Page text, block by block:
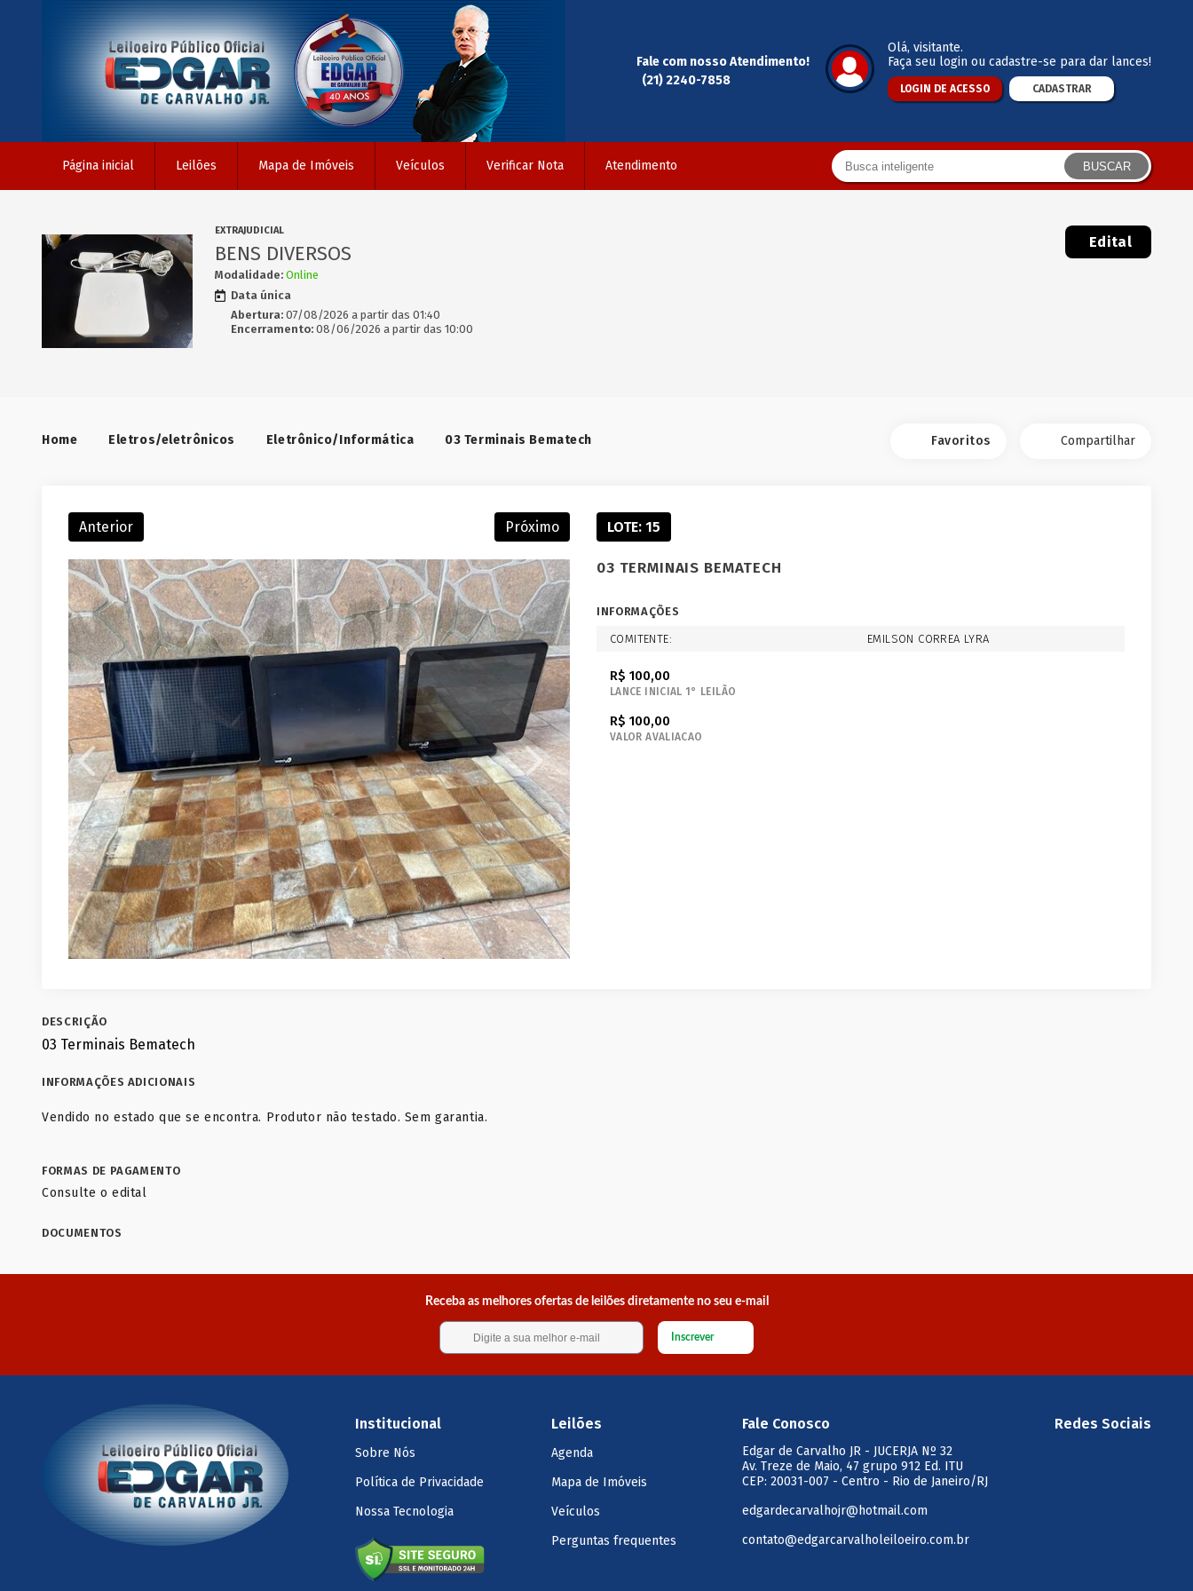
Fale com nosso Atendimento!
(21) 2240-7858
Olá, visitante.
Faça seu login ou cadastre-se para dar lances!
LOGIN DE ACESSO CADASTRAR
Página inicial Leilões Mapa de Imóveis Veículos Verificar Nota Atendimento BUSCAR
EXTRAJUDICIAL
BENS DIVERSOS
Modalidade: Online
Data única
Abertura:07/08/2026 a partir das 01:40
Encerramento:08/06/2026 a partir das 10:00
Edital
Home Eletros/eletrônicos Eletrônico/Informática 03 Terminais Bematech Favoritos Compartilhar
Anterior Próximo LOTE: 15
03 TERMINAIS BEMATECH
INFORMAÇÕES
COMITENTE: EMILSON CORREA LYRA
R$ 100,00
LANCE INICIAL 1° LEILÃO
R$ 100,00
VALOR AVALIACAO
DESCRIÇÃO
03 Terminais Bematech
INFORMAÇÕES ADICIONAIS
Vendido no estado que se encontra. Produtor não testado. Sem garantia.
FORMAS DE PAGAMENTO
Consulte o edital
DOCUMENTOS
Receba as melhores ofertas de leilões diretamente no seu e-mail
Inscrever
Institucional
Sobre Nós
Política de Privacidade
Nossa Tecnologia
Leilões
Agenda
Mapa de Imóveis
Veículos
Perguntas frequentes
Fale Conosco
Edgar de Carvalho JR - JUCERJA Nº 32
Av. Treze de Maio, 47 grupo 912 Ed. ITU
CEP: 20031-007 - Centro - Rio de Janeiro/RJ
edgardecarvalhojr@hotmail.com
contato@edgarcarvalholeiloeiro.com.br
Redes Sociais